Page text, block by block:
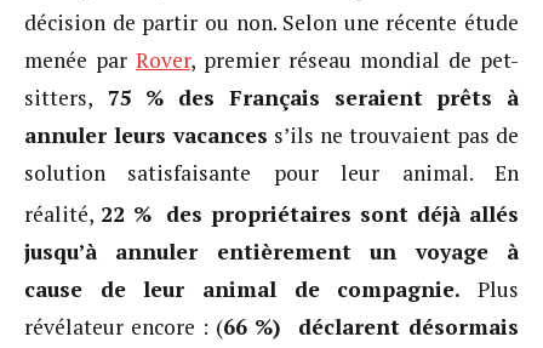
décision de partir ou non. Selon une récente étude
menée par Rover, premier réseau mondial de pet-
sitters, 75 % des Français seraient prêts à
annuler leurs vacances s’ils ne trouvaient pas de
solution satisfaisante pour leur animal. En
réalité, 22 % des propriétaires sont déjà allés
jusqu’à annuler entièrement un voyage à
cause de leur animal de compagnie. Plus
révélateur encore : (66 %) déclarent désormais